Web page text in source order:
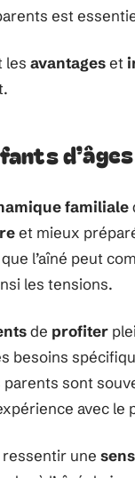
est
les avantageset
familiale
et mieux
l’aîné peut
les tensions.
de profiter
besoins
sont
avec le
ressentir une